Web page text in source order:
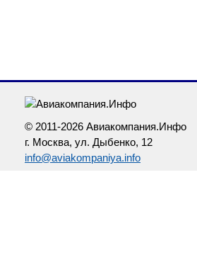
© 2011-2026 Авиакомпания.Инфо
г. Москва, ул. Дыбенко, 12
info@aviakompaniya.info